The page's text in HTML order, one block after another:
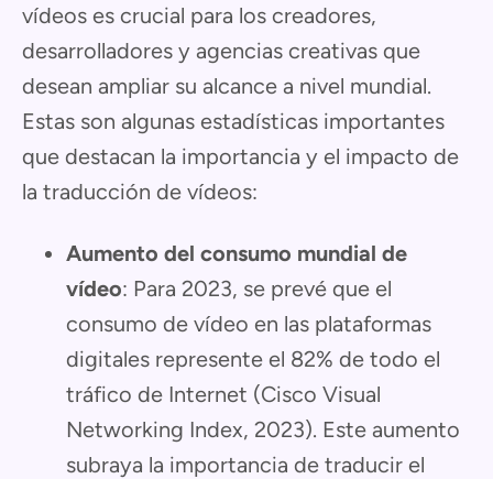
vídeos es crucial para los creadores,
desarrolladores y agencias creativas que
desean ampliar su alcance a nivel mundial.
Estas son algunas estadísticas importantes
que destacan la importancia y el impacto de
la traducción de vídeos:
Aumento del consumo mundial de
vídeo: Para 2023, se prevé que el
consumo de vídeo en las plataformas
digitales represente el 82% de todo el
tráfico de Internet (Cisco Visual
Networking Index, 2023). Este aumento
subraya la importancia de traducir el